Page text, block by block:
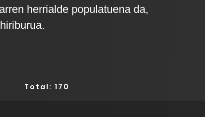
herrialde populatuena da,
Total: 170